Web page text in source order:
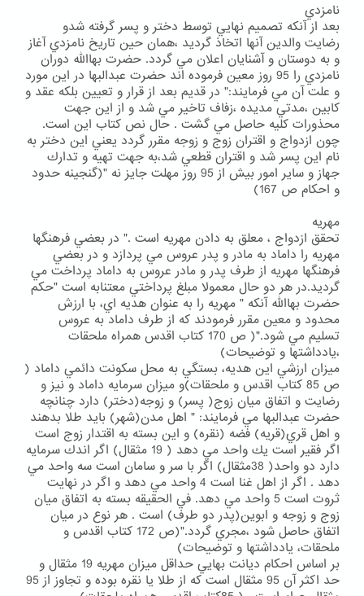
نامزدي
بعد از آنكه تصميم نهايي توسط دختر و پسر گرفته شدو
رضايت والدين آنها اتخاذ گرديد ،همان حين تاريخ نامزدي آغاز
و به دوستان و آشنايان اعلان مي گردد. حضرت بهاالله دوران
نامزدي را 95 روز معين فرموده اند حضرت عبدالبها در اين مورد
و علت آن مي فرمايند:" در قديم بعد از قرار و تعيين بلكه عقد و
كابين ،مدتي مديده ،زفاف تاخير مي شد و از اين جهت
محذورات كليه حاصل مي گشت . حال نص كتاب اين است.
چون ازدواج و اقتران زوج و زوجه مقرر گردد يعني اين دختر به
نام اين پسر شد و اقتران قطعي شد،به جهت تهيه و تدارك
جهاز و ساير امور بيش از 95 روز مهلت جايز نه "(گنجينه حدود
و احكام ص 167)
مهريه
تحقق ازدواج ، معلق به دادن مهريه است ." در بعضي فرهنگها
مهريه را داماد به مادر و پدر عروس مي پردازد و در بعضي
فرهنگها مهريه از طرف پدر و مادر عروس به داماد پرداخت مي
گرديد.در هر دو حال معمولا مبلغ پرداختي معتنابه است "حكم
حضرت بهاالله آنكه " مهريه را به عنوان هديه اي، با ارزش
محدود و معين مقرر فرمودند كه از طرف داماد به عروس
تسليم مي شود."( ص 170 كتاب اقدس همراه ملحقات
،يادداشتها و توضيحات)
ميزان ارزشي اين هديه، بستگي به محل سكونت دائمي داماد (
ص 85 كتاب اقدس و ملحقات)و ميزان سرمايه داماد و نيز و
رضايت و اتفاق ميان زوج( پسر) و زوجه(دختر) دارد چنانچه
حضرت عبدالبها مي فرمايند: " اهل مدن(شهر) بايد طلا بدهند
و اهل قري(قريه) فضه (نقره) و اين بسته به اقتدار زوج است
اگر فقير است يك واحد مي دهد ( 19 مثقال) اگر اندك سرمايه
دارد دو واحد( 38مثقال) اگر با سر و سامان است سه واحد مي
دهد . اگر از اهل غنا است 4 واحد مي دهد و اگر در نهايت
ثروت است 5 واحد مي دهد. في الحقيقه بسته به اتفاق ميان
زوج و زوجه و ابوين(پدر دو طرف) است . هر نوع در ميان
اتفاق حاصل شود ،مجري گردد."(ص 172 كتاب اقدس و
ملحقات، يادداشتها و توضيحات)
بر اساس احكام ديانت بهايي حداقل ميزان مهريه 19 مثقال و
حد اكثر آن 95 مثقال است كه از طلا يا نقره بوده و تجاوز از 95